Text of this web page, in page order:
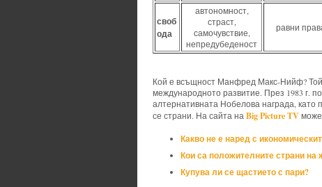
своб
ода
автономност,
страст,
самочувствие,
непредубеденост
равни
Кой е всъщност Манфред Макс-Нийф? Той
международното развитие. През 1983 г.
алтернативната Нобелова награда, като
се страни. На сайта на Big Picture TV
Какво не е наред с
Кои са положителните страни на
Купува ли се щастието с пари?